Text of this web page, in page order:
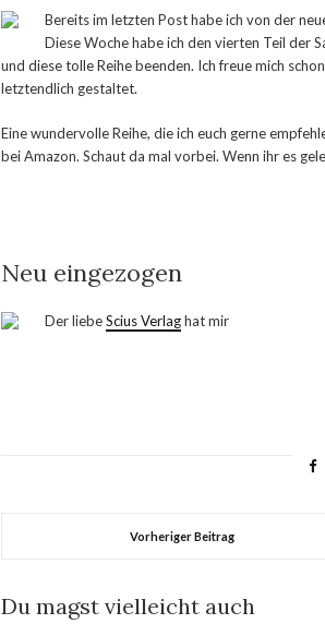
Bereits im letzten Post habe ich von der
Diese Woche habe ich den vierten Teil der
und diese tolle Reihe beenden. Ich freue mich
letztendlich gestaltet.
Eine wundervolle Reihe, die ich euch gerne
bei Amazon. Schaut da mal vorbei. Wenn ihr es
Neu eingezogen
Der liebeScius Verlaghat mir
Vorheriger Beitrag
Du magst vielleicht auch